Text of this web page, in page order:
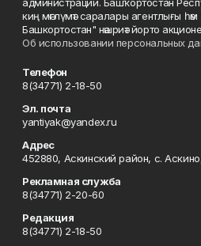
киң мәғлүмәт саралары агентлығы
Башкортостан" нәшриәт йорто
Об использовании персональных
Телефон
8(34771) 2-18-50
Эл. почта
yantiyak@yandex.ru
Адрес
452880, Аскинский район, с.
Рекламная служба
8(34771) 2-20-60
Редакция
8(34771) 2-18-50